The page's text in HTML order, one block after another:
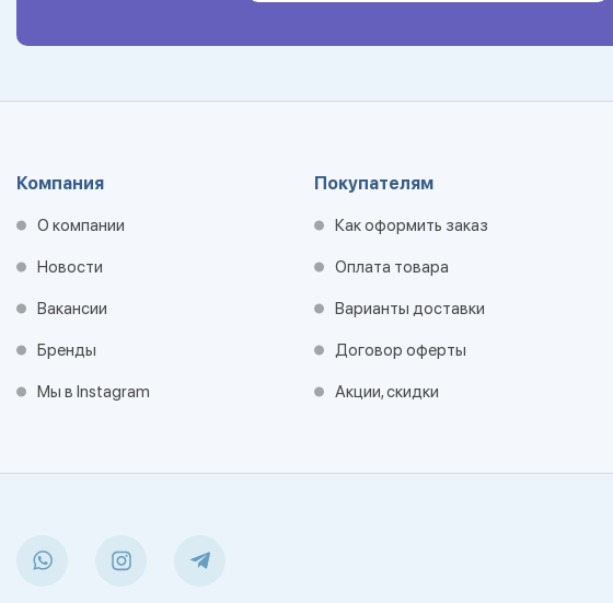
Компания
О компании
Новости
Вакансии
Бренды
Мы в Instagram
Покупателям
Как оформить заказ
Оплата товара
Варианты доставки
Договор оферты
Акции, скидки